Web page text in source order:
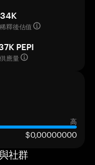
釋後估值
PEPI
應量
高
$0,00000000
社群